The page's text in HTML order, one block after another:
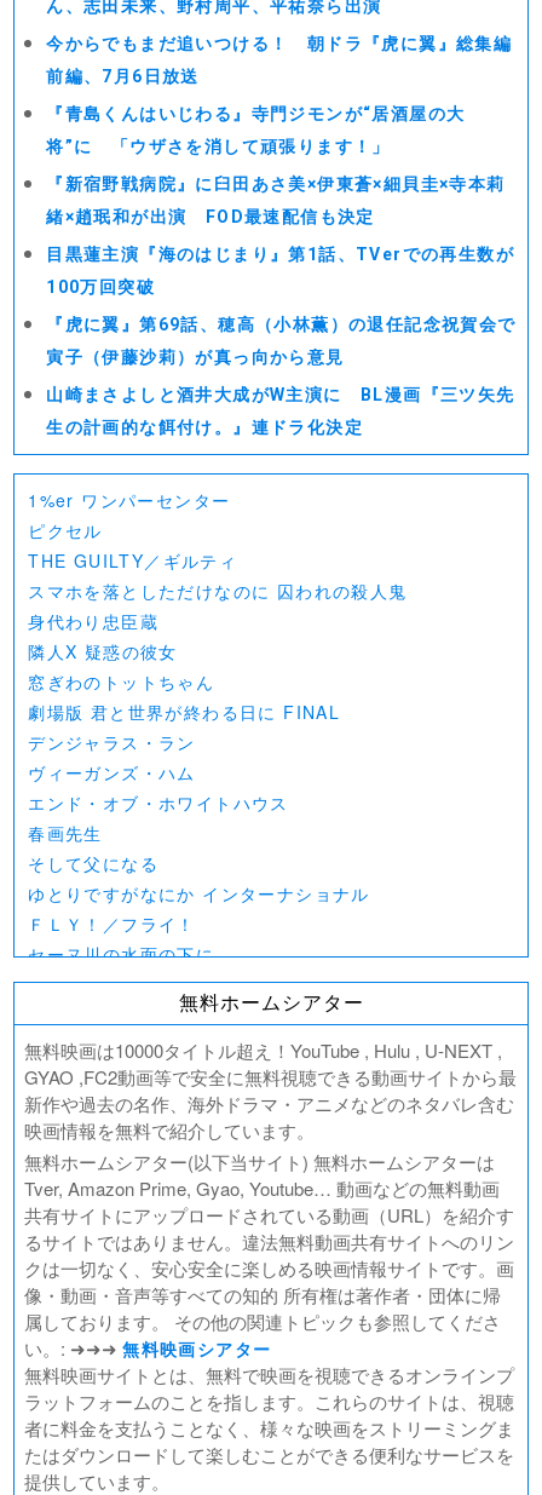
ん、志田未来、野村周平、平祐奈ら出演
今からでもまだ追いつける！ 朝ドラ『虎に翼』総集編
前編、7月6日放送
『青島くんはいじわる』寺門ジモンが“居酒屋の大
将”に 「ウザさを消して頑張ります！」
『新宿野戦病院』に臼田あさ美×伊東蒼×細貝圭×寺本莉
緒×趙珉和が出演 FOD最速配信も決定
目黒蓮主演『海のはじまり』第1話、TVerでの再生数が
100万回突破
『虎に翼』第69話、穂高（小林薫）の退任記念祝賀会で
寅子（伊藤沙莉）が真っ向から意見
山崎まさよしと酒井大成がW主演に BL漫画『三ツ矢先
生の計画的な餌付け。』連ドラ化決定
1%er ワンパーセンター
ピクセル
THE GUILTY／ギルティ
スマホを落としただけなのに 囚われの殺人鬼
身代わり忠臣蔵
隣人X 疑惑の彼女
窓ぎわのトットちゃん
劇場版 君と世界が終わる日に FINAL
デンジャラス・ラン
ヴィーガンズ・ハム
エンド・オブ・ホワイトハウス
春画先生
そして父になる
ゆとりですがなにか インターナショナル
ＦＬＹ！／フライ！
セーヌ川の水面の下に
北極百貨店のコンシェルジュさん
好きでも嫌いなあまのじゃく
デジモンアドベンチャー02 THE BEGINNING
範馬刃牙VSケンガンアシュラ
一月の声に歓びを刻め
PLAY! ～勝つとか負けるとかは、どーでもよくて～
ULTRAMAN： RISING
BLAME!（ブラム）
ゴールデンカムイ
FUKUYAMA MASAHARU LIVE FILM 言霊の幸わう夏
@NIPPON BUDOKAN 2023
春の画 SHUNGA
熱のあとに
Civil War（原題）
翔んで埼玉 ～琵琶湖より愛をこめて～
無料ホームシアター
無料映画は10000タイトル超え！YouTube , Hulu , U-NEXT ,
GYAO ,FC2動画等で安全に無料視聴できる動画サイトから最
新作や過去の名作、海外ドラマ・アニメなどのネタバレ含む
映画情報を無料で紹介しています。
無料ホームシアター(以下当サイト) 無料ホームシアターは
Tver, Amazon Prime, Gyao, Youtube… 動画などの無料動画
共有サイトにアップロードされている動画（URL）を紹介す
るサイトではありません。違法無料動画共有サイトへのリン
クは一切なく、安心安全に楽しめる映画情報サイトです。画
像・動画・音声等すべての知的 所有権は著作者・団体に帰
属しております。 その他の関連トピックも参照してくださ
い。: ➜➜➜無料映画シアター
無料映画サイトとは、無料で映画を視聴できるオンラインプ
ラットフォームのことを指します。これらのサイトは、視聴
者に料金を支払うことなく、様々な映画をストリーミングま
たはダウンロードして楽しむことができる便利なサービスを
提供しています。